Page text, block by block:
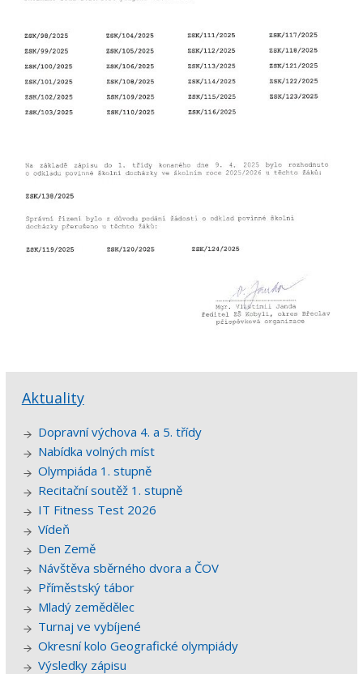
Aktuality
Dopravní výchova 4. a 5. třídy
Nabídka volných míst
Olympiáda 1. stupně
Recitační soutěž 1. stupně
IT Fitness Test 2026
Vídeň
Den Země
Návštěva sběrného dvora a ČOV
Příměstský tábor
Mladý zemědělec
Turnaj ve vybíjené
Okresní kolo Geografické olympiády
Výsledky zápisu